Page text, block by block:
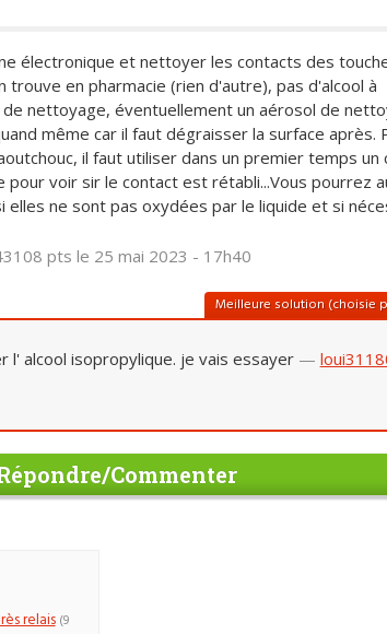
électronique et nettoyer les contacts des
trouve en pharmacie (rien d'autre), pas d'alcool à
nettoyage, éventuellement un aérosol de
même car il faut dégraisser la surface après.
il faut utiliser dans un premier temps un
voir sir le contact est rétabli...Vous pourrez
ne sont pas oxydées par le liquide et si
pts le 25 mai 2023 - 17h40
Meilleure solution (choisie
l' alcool isopropylique. je vais essayer —
Commenter
relais (9